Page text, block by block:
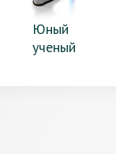
Юный
ученый